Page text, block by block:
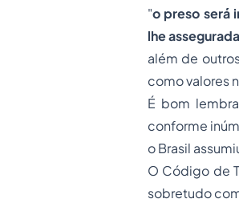
"o preso será
lhe
além de
como valores
É bom
conforme
o Brasil
O Código de
sobretudo